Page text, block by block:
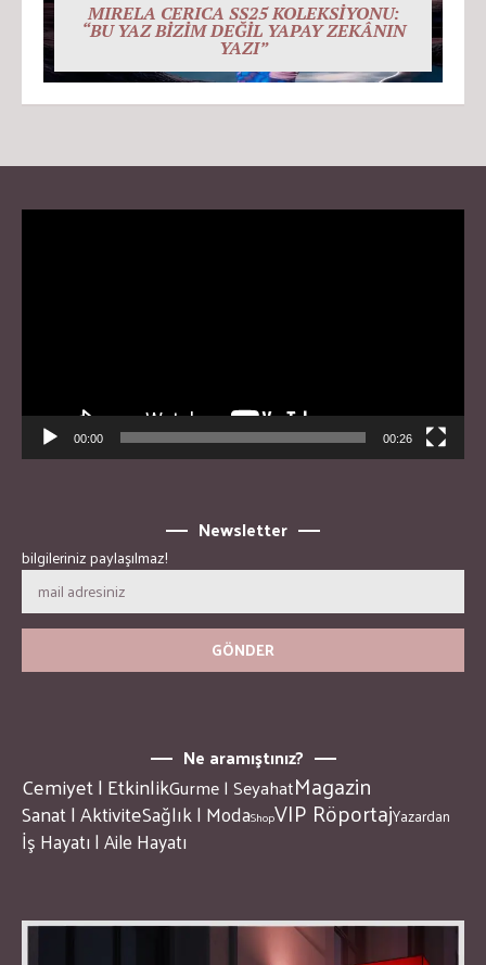
MIRELA CERICA SS25 KOLEKSİYONU:
“BU YAZ BİZİM DEĞİL YAPAY ZEKÂNIN
YAZI”
00:00 00:26
Newsletter
bilgileriniz paylaşılmaz!
Ne aramıştınız?
Cemiyet | EtkinlikGurme | SeyahatMagazin
Sanat | AktiviteSağlık | ModaShopVIP RöportajYazardan
İş Hayatı | Aile Hayatı